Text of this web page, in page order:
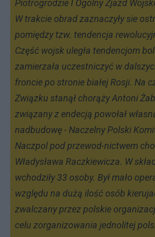
Piotrogrodzie I Ogólny Zjazd
W trakcie obrad zaznaczyły sie
pomiędzy tzw. tendencja
Część wojsk uległa tendencjom
zamierzała uczestniczyć w
froncie po stronie białej Rosji. Na
Związku stanął chorąży Antoni
związany z endecją powołał
nadbudowę - Naczelny Polski
Naczpol pod przewod-nictwem
Władysława Raczkiewicza. W
wchodziły 33 osoby. Był mało
względu na dużą ilość osób
zwalczany przez polskie
celu zorganizowania jednolitej